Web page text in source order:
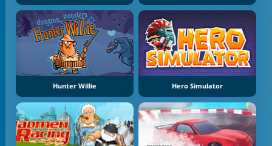
Hunter Willie Hero Simulator